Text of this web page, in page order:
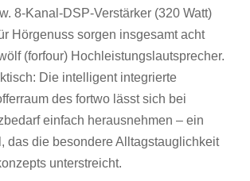
8-Kanal-DSP-Verstärker (320 Watt)
Hörgenuss sorgen insgesamt acht
(forfour) Hochleistungslautsprecher.
Die intelligent integrierte
des fortwo lässt sich bei
einfach herausnehmen – ein
das die besondere Alltagstauglichkeit
unterstreicht.